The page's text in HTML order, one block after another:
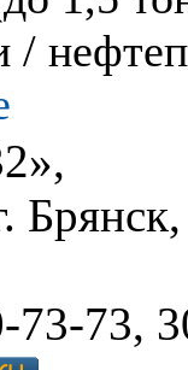
/
73-73,